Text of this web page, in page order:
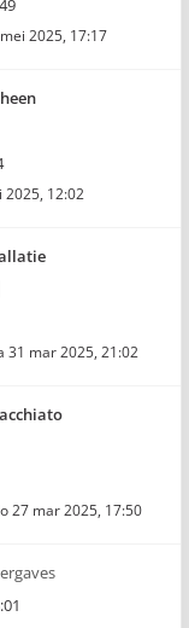
2025, 17:17
2025, 12:02
31 mar 2025, 21:02
27 mar 2025, 17:50